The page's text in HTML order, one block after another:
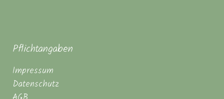
Pflichtangaben
Impressum
Datenschutz